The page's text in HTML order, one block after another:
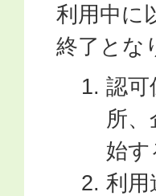
利用中に
終了とな
認可
所
始す
利用